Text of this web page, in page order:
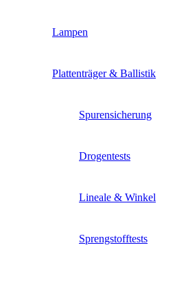
Lampen
Plattenträger & Ballistik
Spurensicherung
Drogentests
Lineale & Winkel
Sprengstofftests